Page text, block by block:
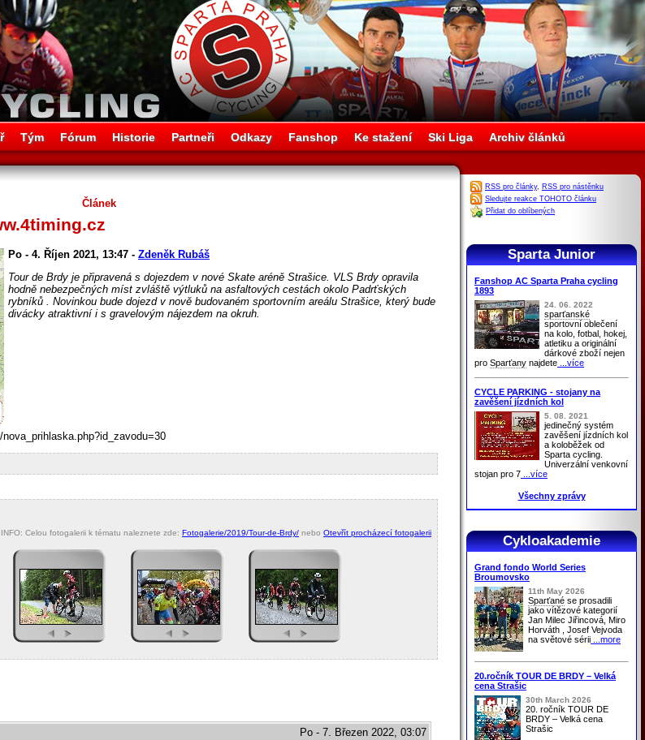
Tým Fórum Historie Partneři Odkazy Fanshop Ke stažení Ski Liga Archiv článků
Článek
Po - 4. Říjen 2021, 13:47 - Zdeněk Rubáš
Tour de Brdy je připravená s dojezdem v nové Skate aréně Strašice. VLS Brdy opravila
hodně nebezpečných míst zvláště výtluků na asfaltových cestách okolo Padrťských
rybníků . Novinkou bude dojezd v nově budovaném sportovním areálu Strašice, který bude
divácky atraktivní i s gravelovým nájezdem na okruh.
INFO: Celou fotogalerii k tématu naleznete zde: Fotogalerie/2019/Tour-de-Brdy/ nebo Otevřít procházecí fotogalerii
Po - 7. Březen 2022, 03:07
RSS pro články, RSS pro nástěnku
Sledujte reakce TOHOTO článku
Přidat do oblíbených
Sparta Junior
Fanshop AC Sparta Praha cycling
1893
24. 06. 2022
sparťanské
sportovní oblečení
na kolo, fotbal, hokej,
atletiku a originální
dárkové zboží nejen
pro Sparťany najdete ...více
CYCLE PARKING - stojany na
zavěšení jízdních kol
5. 08. 2021
jedinečný systém
zavěšení jízdních kol
a koloběžek od
Sparta cycling.
Univerzální venkovní
stojan pro 7 ...více
Všechny zprávy
Cykloakademie
Grand fondo World Series
Broumovsko
11th May 2026
Sparťané se prosadili
jako vítězové kategorií
Jan Milec Jiřincová, Miro
Horváth , Josef Vejvoda
na světové sérii ...more
20.ročník TOUR DE BRDY – Velká
cena Strašic
30th March 2026
20. ročník TOUR DE
BRDY – Velká cena
Strašic